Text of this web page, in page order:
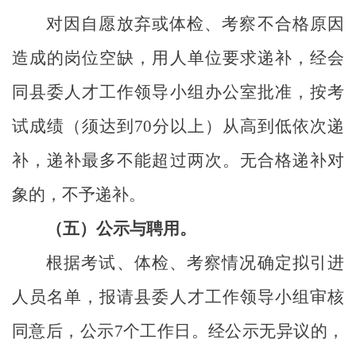
对因自愿放弃或体检、考察不合格原因
造成的岗位空缺，用人单位要求递补，经会
同县委人才工作领导小组办公室批准，按考
试成绩（须达到 70分以上）从高到低依次递
补，递补最多不能超过两次。无合格递补对
象的，不予递补。
（五）公示与聘用。
根据考试、体检、考察情况确定拟引进
人员名单，报请县委人才工作领导小组审核
同意后，公示7个工作日。经公示无异议的，